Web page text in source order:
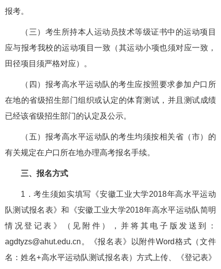
报考。
（三）考生所持本人运动员技术等级证书中的运动项目
应与报考我校的运动项目一致（其运动小项也须对应一致，
田径项目须严格对应）。
（四）报考高水平运动队的考生应按照要求参加户口所
在地的省级招生部门组织或认定的体育测试，并且测试成绩
已经该省级招生部门的认定及公示。
（五）报考高水平运动队的考生均须按相关省（市）的
有关规定在户口所在地办理高考报名手续。
三、报名方式
1．考生须如实填写《安徽工业大学2018年高水平运动
队测试报名表》和《安徽工业大学2018年高水平运动队简明
情况登记表》（见附件），并将其电子版发送到：
agdtyzs@ahut.edu.cn。《报名表》以附件Word格式（文件
名：姓名+高水平运动队测试报名表）方式上传、《登记表》